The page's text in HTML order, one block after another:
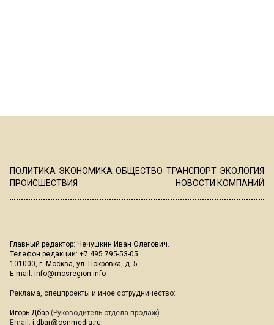
ПОЛИТИКА ЭКОНОМИКА ОБЩЕСТВО ТРАНСПОРТ ЭКОЛОГИЯ
ПРОИСШЕСТВИЯ
НОВОСТИ КОМПАНИЙ
Главный редактор: Чечушкин Иван Олегович.
Телефон редакции: +7 495 795-53-05
101000, г. Москва, ул. Покровка, д. 5
E-mail: info@mosregion.info
Реклама, спецпроекты и иное сотрудничество:
Игорь Дбар (Руководитель отдела продаж)
Email: i.dbar@osnmedia.ru